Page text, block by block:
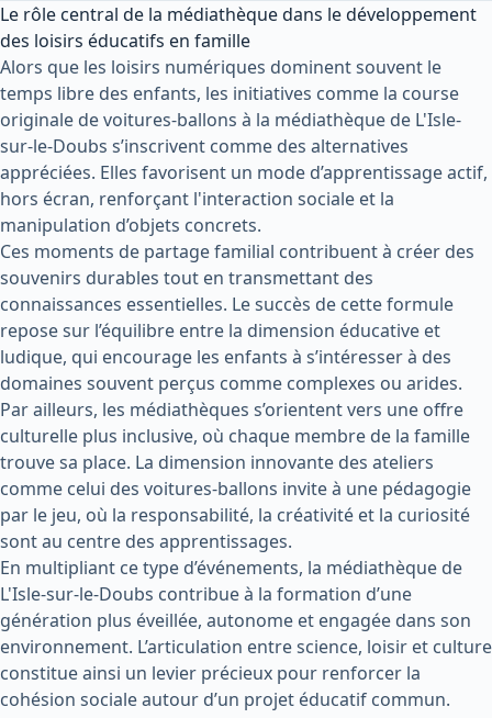
Le rôle central de la médiathèque dans le développement
des loisirs éducatifs en famille
Alors que les loisirs numériques dominent souvent le
temps libre des enfants, les initiatives comme la course
originale de voitures-ballons à la médiathèque de L'Isle-
sur-le-Doubs s’inscrivent comme des alternatives
appréciées. Elles favorisent un mode d’apprentissage actif,
hors écran, renforçant l'interaction sociale et la
manipulation d’objets concrets.
Ces moments de partage familial contribuent à créer des
souvenirs durables tout en transmettant des
connaissances essentielles. Le succès de cette formule
repose sur l’équilibre entre la dimension éducative et
ludique, qui encourage les enfants à s’intéresser à des
domaines souvent perçus comme complexes ou arides.
Par ailleurs, les médiathèques s’orientent vers une offre
culturelle plus inclusive, où chaque membre de la famille
trouve sa place. La dimension innovante des ateliers
comme celui des voitures-ballons invite à une pédagogie
par le jeu, où la responsabilité, la créativité et la curiosité
sont au centre des apprentissages.
En multipliant ce type d’événements, la médiathèque de
L'Isle-sur-le-Doubs contribue à la formation d’une
génération plus éveillée, autonome et engagée dans son
environnement. L’articulation entre science, loisir et culture
constitue ainsi un levier précieux pour renforcer la
cohésion sociale autour d’un projet éducatif commun.